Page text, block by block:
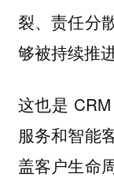
裂、责任分
够被持续推
这也是
服务和智能
盖客户生命